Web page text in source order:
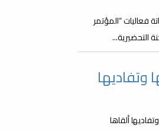
بكلية العلوم جامعة مصراتة فعاليات “المؤتمر
التحضيرية...
وتفاديها
ألقاها